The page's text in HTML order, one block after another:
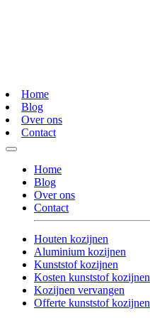
Home
Blog
Over ons
Contact
Home
Blog
Over ons
Contact
Houten kozijnen
Aluminium kozijnen
Kunststof kozijnen
Kosten kunststof kozijnen
Kozijnen vervangen
Offerte kunststof kozijnen